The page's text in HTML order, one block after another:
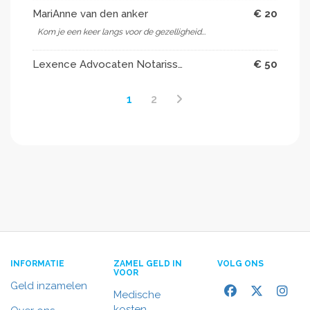
MariAnne van den anker € 20
Kom je een keer langs voor de gezelligheid...
Lexence Advocaten Notarissen € 50
1 2
INFORMATIE
Geld inzamelen
ZAMEL GELD IN
VOOR
Medische
VOLG ONS